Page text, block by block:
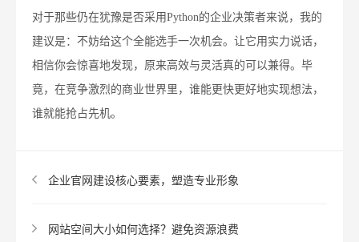
对于那些仍在犹豫是否采用Python的企业决策者来说，我的
建议是：不妨给这个全能选手一次机会。让它用实力说话，
相信你会惊喜地发现，原来高效与灵活真的可以兼得。毕
竟，在竞争激烈的商业世界里，谁能更快更好地实现想法，
谁就能抢占先机。
企业官网建设核心要素，塑造专业形象​
网站空间大小如何选择？避免资源浪费​